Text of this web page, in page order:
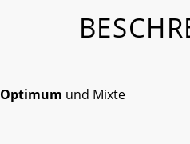
Optimum und Mixte